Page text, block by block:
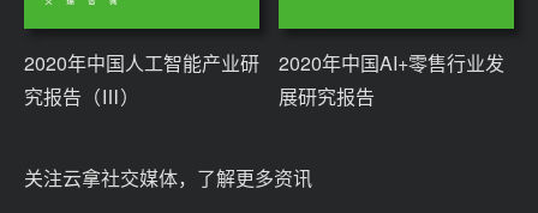
2020年中国人工智能产业研
究报告（Ⅲ）
2020年中国AI+零售行业发
展研究报告
关注云拿社交媒体，了解更多资讯